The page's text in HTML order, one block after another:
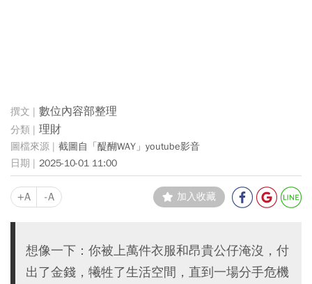
數位內容部整理
理財
截圖自「醍醐WAY」youtube影音
2025-10-01 11:00
+A -A 加入收藏
想像一下：你被上萬件衣服和昂貴公仔淹沒，付
出了金錢，犧牲了生活空間，直到一場分手危機